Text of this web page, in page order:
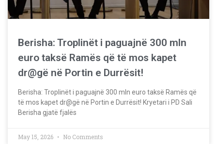
Berisha: Troplinët i paguajnë 300 mln
euro taksë Ramës që të mos kapet
dr@gë në Portin e Durrësit!
Berisha: Troplinët i paguajnë 300 mln euro taksë Ramës që
të mos kapet dr@gë në Portin e Durrësit! Kryetari i PD Sali
Berisha gjatë fjalës
May 15, 2026 No Comments